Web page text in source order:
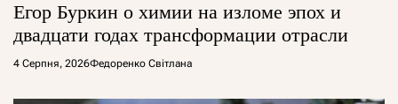
Егор Буркин о химии на изломе эпох и
двадцати годах трансформации отрасли
4 Серпня, 2026Федоренко Світлана